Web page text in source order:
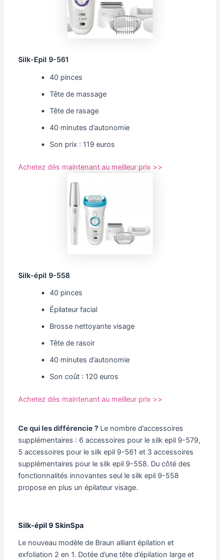
Silk-Epil 9-561
40 pinces
Tête de massage
Tête de rasage
40 minutes d’autonomie
Son prix : 119 euros
Achetez dès maintenant au meilleur prix >>
Silk-épil 9-558
40 pinces
Épilateur facial
Brosse nettoyante visage
Tête de rasoir
40 minutes d’autonomie
Son coût : 120 euros
Achetez dès maintenant au meilleur prix >>
Ce qui les différencie ? Le nombre d’accessoires
supplémentaires : 6 accessoires pour le silk epil 9-579,
5 accessoires pour le silk epil 9-561 et 3 accessoires
supplémentaires pour le silk epil 9-558. Du côté des
fonctionnalités innovantes seul le silk epil 9-558
propose en plus un épilateur visage.
Silk-épil 9 SkinSpa
Le nouveau modèle de Braun alliant épilation et
exfoliation 2 en 1. Dotée d’une tête d’épilation large et